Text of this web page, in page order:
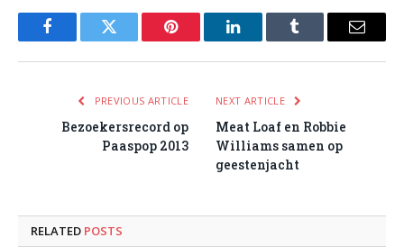
FacebookTwitter Pinterest LinkedInTumblr Email
PREVIOUS ARTICLE
Bezoekersrecord op
Paaspop 2013
NEXT ARTICLE
Meat Loaf en Robbie
Williams samen op
geestenjacht
RELATED POSTS